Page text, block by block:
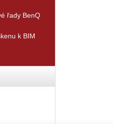
řady BenQ
k BIM